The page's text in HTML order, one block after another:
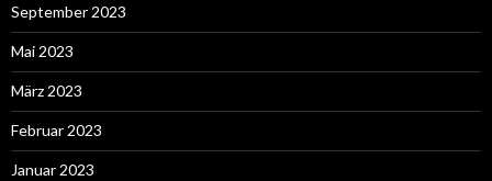
September 2023
Mai 2023
März 2023
Februar 2023
Januar 2023